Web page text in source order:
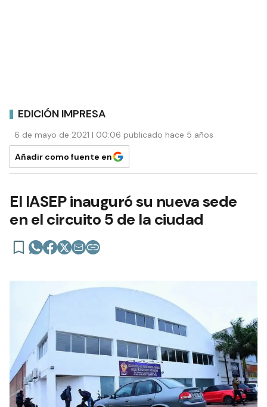
EDICIÓN IMPRESA
6 de mayo de 2021 | 00:06 publicado hace 5 años
Añadir como fuente en
El IASEP inauguró su nueva sede
en el circuito 5 de la ciudad